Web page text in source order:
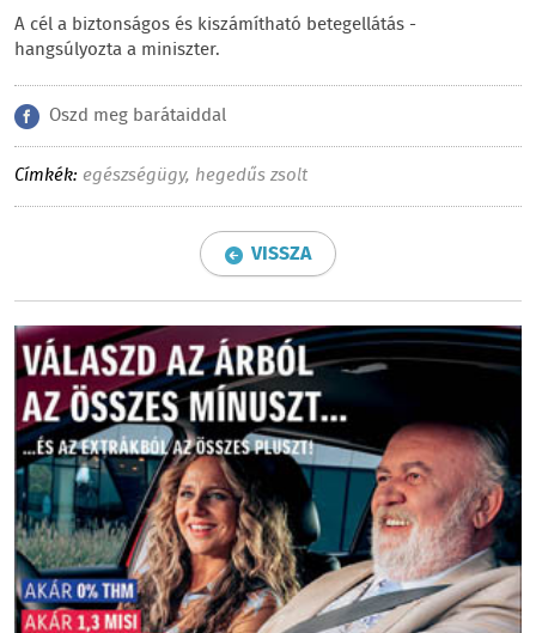
A cél a biztonságos és kiszámítható betegellátás -
hangsúlyozta a miniszter.
Oszd meg barátaiddal
Címkék: egészségügy, hegedűs zsolt
VISSZA